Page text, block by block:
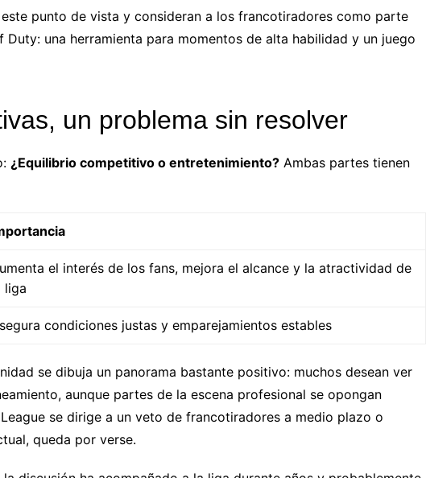
punto de vista y consideran a los francotiradores como parte
una herramienta para momentos de alta habilidad y un juego
un problema sin resolver
¿Equilibrio competitivo o entretenimiento? Ambas partes tienen
el interés de los fans, mejora el alcance y la atractividad de
liga
condiciones justas y emparejamientos estables
se dibuja un panorama bastante positivo: muchos desean ver
aunque partes de la escena profesional se opongan
se dirige a un veto de francotiradores a medio plazo o
queda por verse.